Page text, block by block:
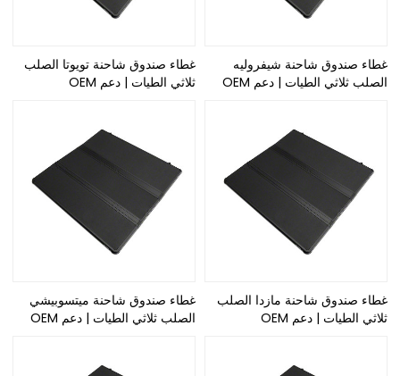
غطاء صندوق شاحنة شيفروليه
الصلب ثلاثي الطيات | دعم OEM
غطاء صندوق شاحنة تويوتا الصلب
ثلاثي الطيات | دعم OEM
غطاء صندوق شاحنة مازدا الصلب
ثلاثي الطيات | دعم OEM
غطاء صندوق شاحنة ميتسوبيشي
الصلب ثلاثي الطيات | دعم OEM